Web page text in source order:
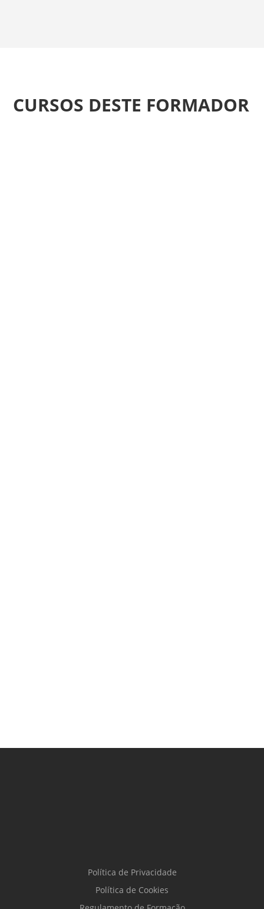
CURSOS DESTE FORMADOR
Política de Privacidade
Política de Cookies